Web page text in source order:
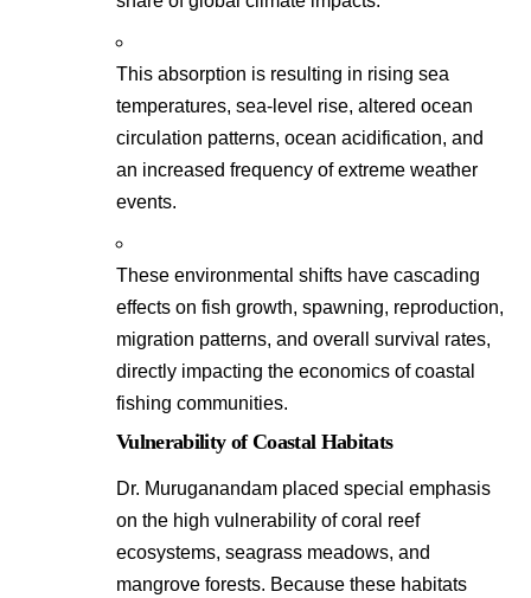
This absorption is resulting in rising sea
temperatures, sea-level rise, altered ocean
circulation patterns, ocean acidification, and
an increased frequency of extreme weather
events.
These environmental shifts have cascading
effects on fish growth, spawning, reproduction,
migration patterns, and overall survival rates,
directly impacting the economics of coastal
fishing communities.
Vulnerability of Coastal Habitats
Dr. Muruganandam placed special emphasis
on the high vulnerability of coral reef
ecosystems, seagrass meadows, and
mangrove forests. Because these habitats